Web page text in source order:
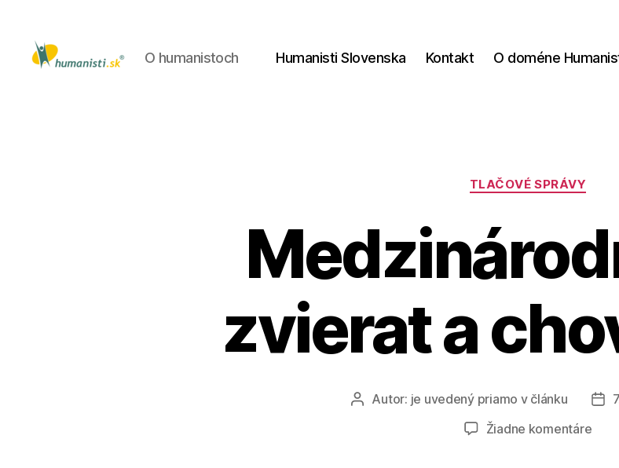
O humanistoch Humanisti Slovenska Kontakt O doméne
Kategórie
TLAČOVÉ SPRÁVY
zvierat a
AutorAutor: je uvedený priamo v článku
Žiadne komentárena